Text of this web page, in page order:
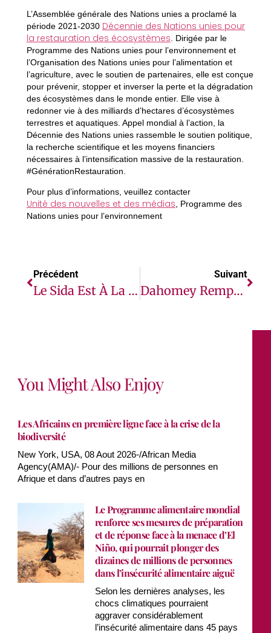
L’Assemblée générale des Nations unies a proclamé la
période 2021-2030 Décennie des Nations unies pour
la restauration des écosystèmes . Dirigée par le
Programme des Nations unies pour l’environnement et
l’Organisation des Nations unies pour l’alimentation et
l’agriculture, avec le soutien de partenaires, elle est conçue
pour prévenir, stopper et inverser la perte et la dégradation
des écosystèmes dans le monde entier. Elle vise à
redonner vie à des milliards d’hectares d’écosystèmes
terrestres et aquatiques. Appel mondial à l’action, la
Décennie des Nations unies rassemble le soutien politique,
la recherche scientifique et les moyens financiers
nécessaires à l’intensification massive de la restauration.
#GénérationRestauration.
Pour plus d’informations, veuillez contacter
Unité des nouvelles et des médias , Programme des
Nations unies pour l’environnement
Précédent
Le Sida Est À La Croisée Des Chemins : En Cette Journée Des Droits De L’homme, Suivons Le Chemin Des Droits Pour Mettre Fin Au Sida
Suivant
Dahomey Remporte Le Prix Africa Narrative Change Film Award Au Festival International Du Film Du Caire
You Might Also Enjoy
Les Africains en première ligne face à la crise de la
biodiversité
New York, USA, 08 Aout 2026-/African Media
Agency(AMA)/- Pour des millions de personnes en
Afrique et dans d’autres pays en
Le Programme alimentaire mondial
renforce ses mesures de préparation
et de réponse face à la menace d’El
Niño, qui pourrait plonger des
dizaines de millions de personnes
dans l’insécurité alimentaire aiguë
Selon les dernières analyses, les
chocs climatiques pourraient
aggraver considérablement
l’insécurité alimentaire dans 45 pays